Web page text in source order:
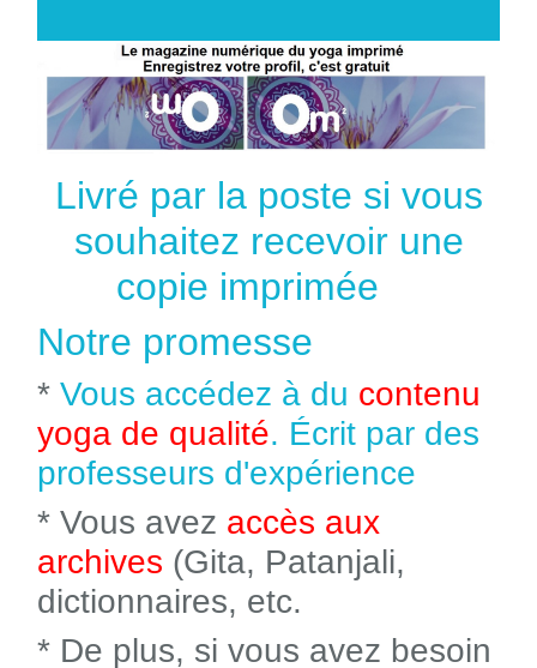
Livré par la poste si vous
souhaitez recevoir une
copie imprimée
Notre promesse
* Vous accédez à du contenu
yoga de qualité. Écrit par des
professeurs d'expérience
* Vous avez accès aux
archives (Gita, Patanjali,
dictionnaires, etc.
* De plus, si vous avez besoin